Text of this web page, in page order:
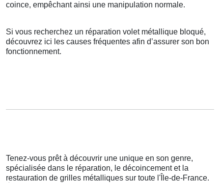
coince, empêchant ainsi une manipulation normale.
Si vous recherchez un réparation volet métallique bloqué,
découvrez ici les causes fréquentes afin d’assurer son bon
fonctionnement.
Tenez-vous prêt à découvrir une unique en son genre,
spécialisée dans le réparation, le décoincement et la
restauration de grilles métalliques sur toute l'Île-de-France.